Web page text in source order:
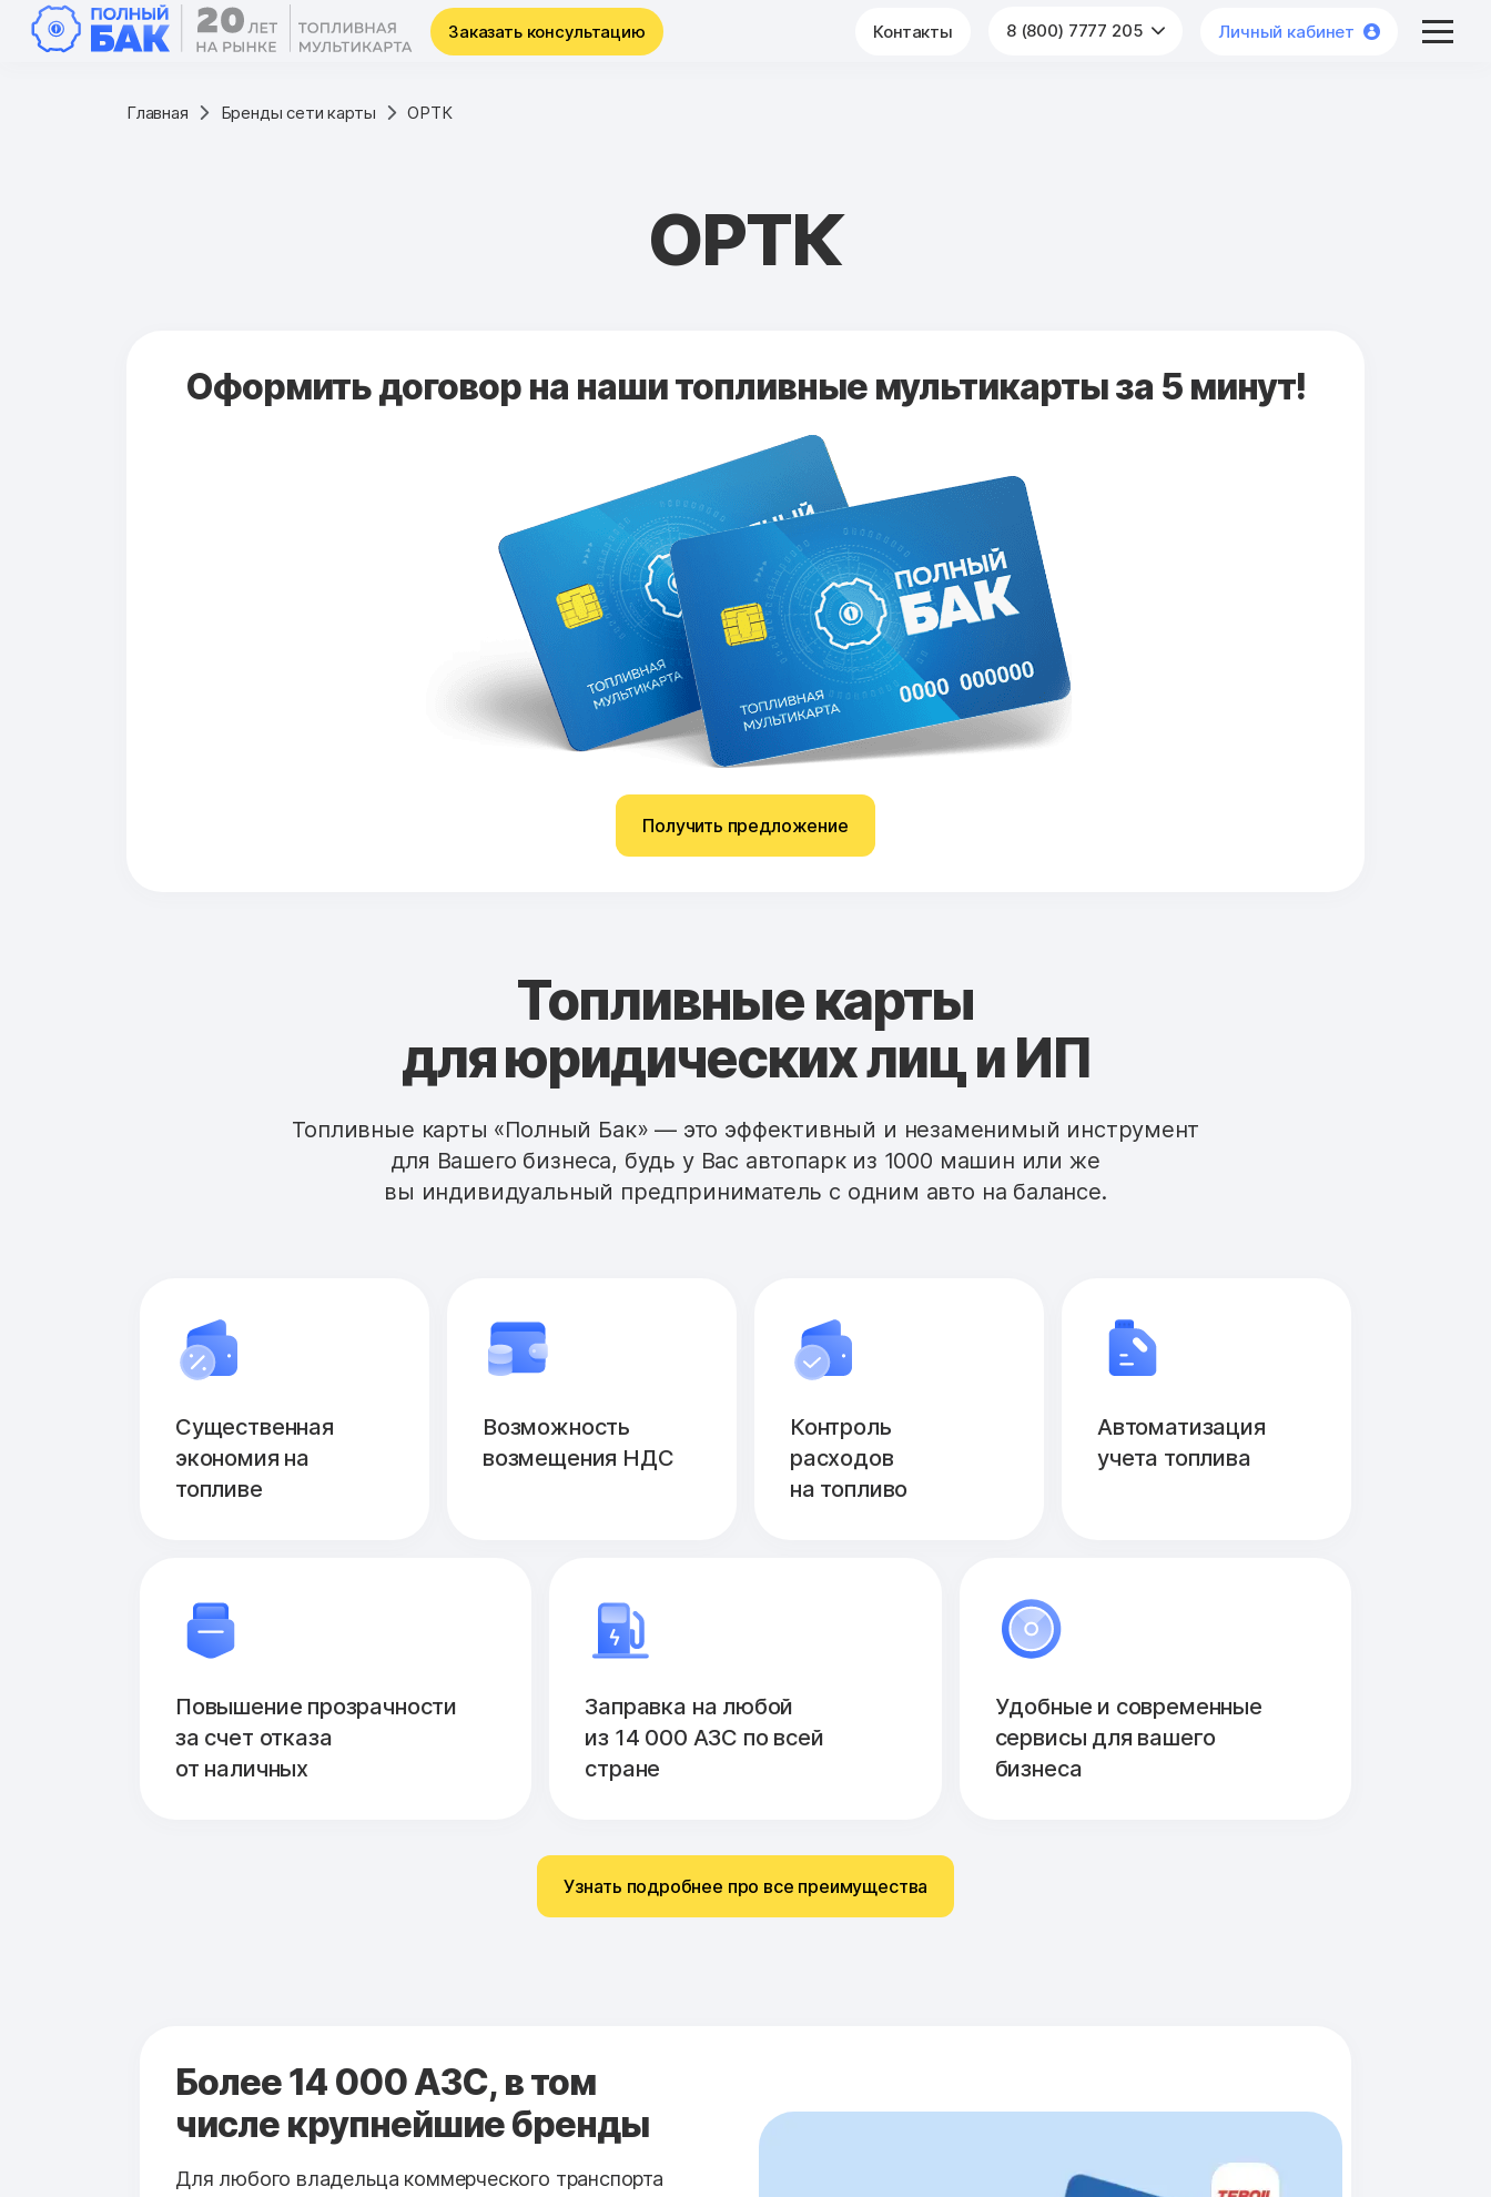
Заказать консультацию Контакты 8 (800) 7777 205 Личный кабинет
Главная Бренды сети карты ОРТК
ОРТК
Оформить договор на наши топливные мультикарты за 5 минут!
Получить предложение
Топливные карты
для юридических лиц и ИП
Топливные карты «Полный Бак» — это эффективный и незаменимый инструмент
для Вашего бизнеса, будь у Вас автопарк из 1000 машин или же
вы индивидуальный предприниматель с одним авто на балансе.
Существенная
экономия на
топливе
Возможность
возмещения НДС
Контроль
расходов
на топливо
Автоматизация
учета топлива
Повышение прозрачности
за счет отказа
от наличных
Заправка на любой
из 14 000 АЗС по всей
стране
Удобные и современные
сервисы для вашего
бизнеса
Узнать подробнее про все преимущества
Более 14 000 АЗС, в том
числе крупнейшие бренды
Для любого владельца коммерческого транспорта